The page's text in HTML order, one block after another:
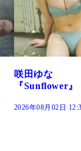
藤水咲桜『花
だまり』
2026年08月02日